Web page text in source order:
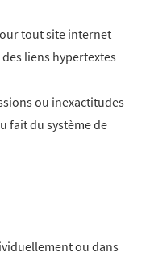
tout site internet
liens hypertextes
ou inexactitudes
fait du système de
ou dans